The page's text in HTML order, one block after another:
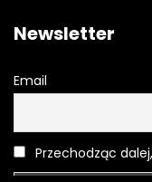
Newsletter
Email
Przechodząc